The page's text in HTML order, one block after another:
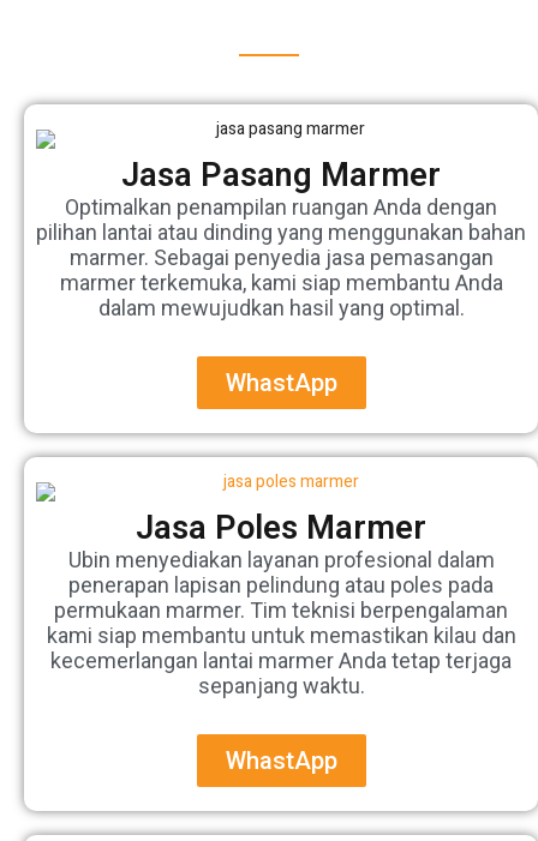
Jasa Pasang Marmer
Optimalkan penampilan ruangan Anda dengan
pilihan lantai atau dinding yang menggunakan bahan
marmer. Sebagai penyedia jasa pemasangan
marmer terkemuka, kami siap membantu Anda
dalam mewujudkan hasil yang optimal.
WhastApp
Jasa Poles Marmer
Ubin menyediakan layanan profesional dalam
penerapan lapisan pelindung atau poles pada
permukaan marmer. Tim teknisi berpengalaman
kami siap membantu untuk memastikan kilau dan
kecemerlangan lantai marmer Anda tetap terjaga
sepanjang waktu.
WhastApp